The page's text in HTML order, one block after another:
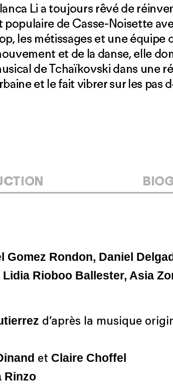
Li a toujours rêvé de
populaire de Casse-Noisette
les métissages et une équipe
et de la danse, elle
de Tchaïkovski dans une
et le fait vibrer sur les pas
Rondon, Daniel
Rioboo Ballester, Asia
d’après la musique
et Claire Choffel
Rinzo